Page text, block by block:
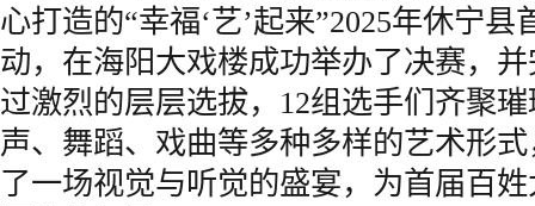
心打造的“幸福‘艺’起来”2025年休宁
动，在海阳大戏楼成功举办了决赛，
过激烈的层层选拔，12组选手们齐聚
声、舞蹈、戏曲等多种多样的艺术形
了一场视觉与听觉的盛宴，为首届百